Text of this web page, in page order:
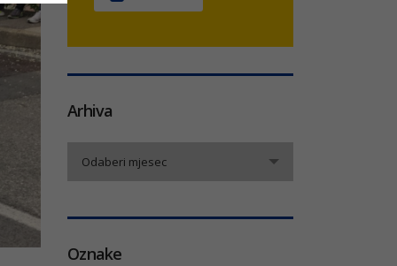
Arhiva
Odaberi mjesec
Oznake